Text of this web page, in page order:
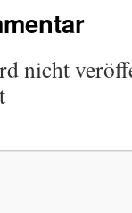
nicht